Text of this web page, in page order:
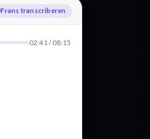
Frans transcriberen
02:41 / 08:15